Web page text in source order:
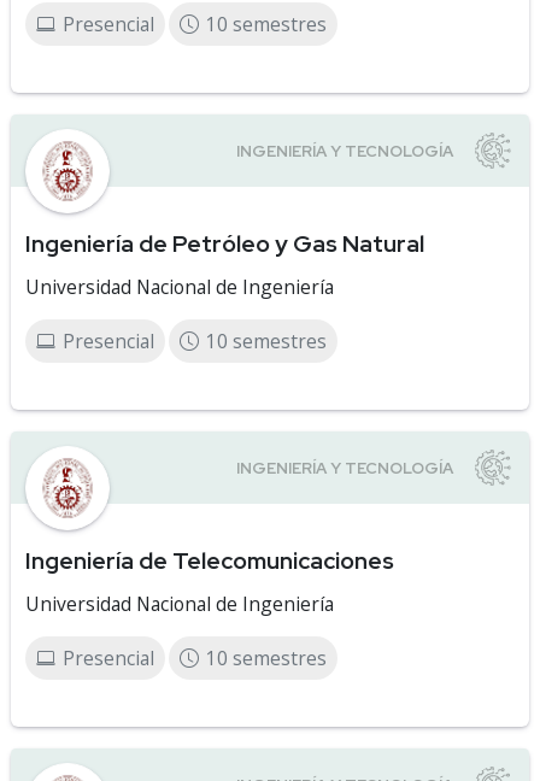
Presencial 10 semestres
Ingeniería de Petróleo y Gas Natural
Universidad Nacional de Ingeniería
Presencial 10 semestres
Ingeniería de Telecomunicaciones
Universidad Nacional de Ingeniería
Presencial 10 semestres